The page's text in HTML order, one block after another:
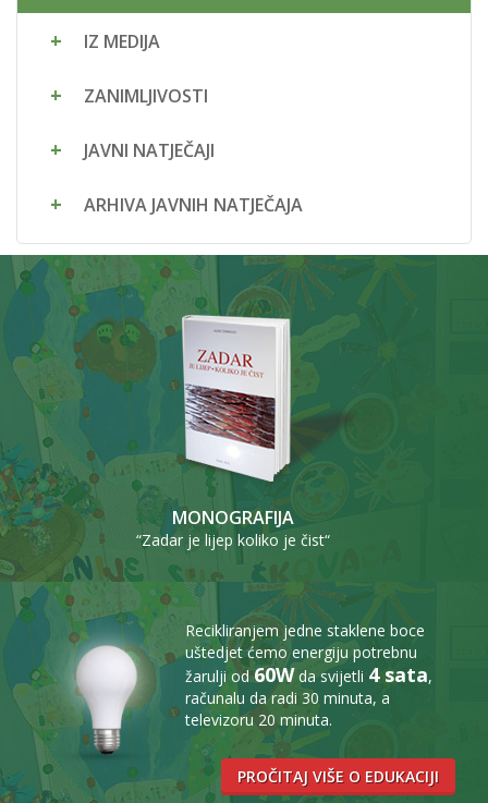
IZ MEDIJA
ZANIMLJIVOSTI
JAVNI NATJEČAJI
ARHIVA JAVNIH NATJEČAJA
MONOGRAFIJA
“Zadar je lijep koliko je čist“
Recikliranjem jedne staklene boce
uštedjet ćemo energiju potrebnu
žarulji od60Wda svijetli 4 sata,
računalu da radi 30 minuta, a
televizoru 20 minuta.
PROČITAJ VIŠE O EDUKACIJI